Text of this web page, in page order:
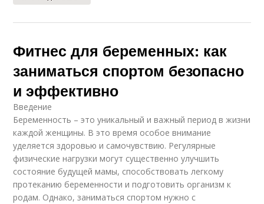
Фитнес для беременных: как
заниматься спортом безопасно
и эффективно
Введение
Беременность – это уникальный и важный период в жизни
каждой женщины. В это время особое внимание
уделяется здоровью и самочувствию. Регулярные
физические нагрузки могут существенно улучшить
состояние будущей мамы, способствовать легкому
протеканию беременности и подготовить организм к
родам. Однако, заниматься спортом нужно с